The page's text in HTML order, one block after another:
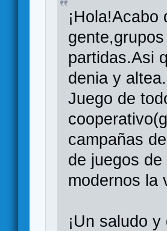
partidas.Asi
denia y altea.
Juego de
campañas
de juegos
modernos la
¡Un saludo